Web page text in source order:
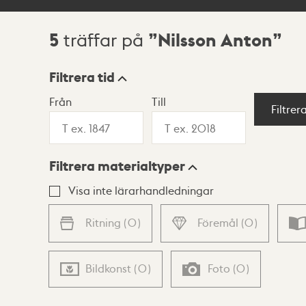
Sökresultat
5 träffar på Nilsson Anton
Visningsläge
Lista Karta
Filtrera tid
Från Till
Filtrera materialtyper
Visa inte lärarhandledningar
Ritning (0) Föremål (0)
Bildkonst (0) Foto (0)